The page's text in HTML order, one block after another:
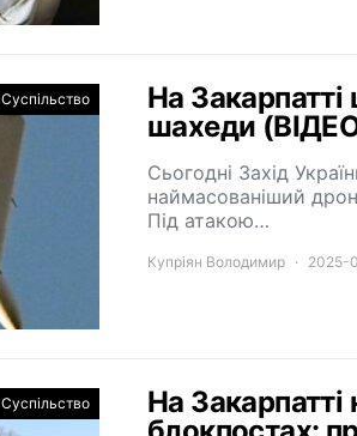
Суспільство
На Закарпатті
шахеди
Сьогодні Захід
наймасованіший
Під атакою…
Купріян Володимир 2025-
Суспільство
На Закарпатті